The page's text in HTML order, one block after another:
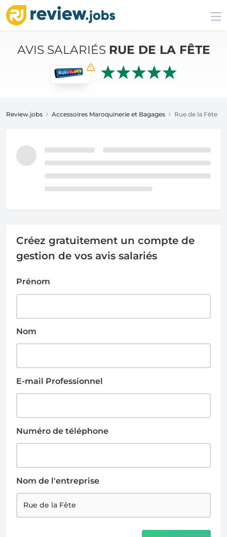
AVIS SALARIÉS RUE DE LA FÊTE
Review.jobs Accessoires Maroquinerie et Bagages Rue de la Fête
Créez gratuitement un compte de
gestion de vos avis salariés
Prénom
Nom
E-mail Professionnel
Numéro de téléphone
Nom de l'entreprise